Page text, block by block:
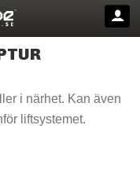
i närhet. Kan även
liftsystemet.